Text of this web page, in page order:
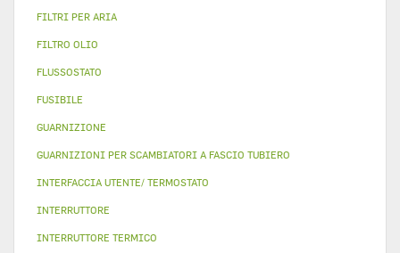
FILTRI PER ARIA
FILTRO OLIO
FLUSSOSTATO
FUSIBILE
GUARNIZIONE
GUARNIZIONI PER SCAMBIATORI A FASCIO TUBIERO
INTERFACCIA UTENTE/ TERMOSTATO
INTERRUTTORE
INTERRUTTORE TERMICO